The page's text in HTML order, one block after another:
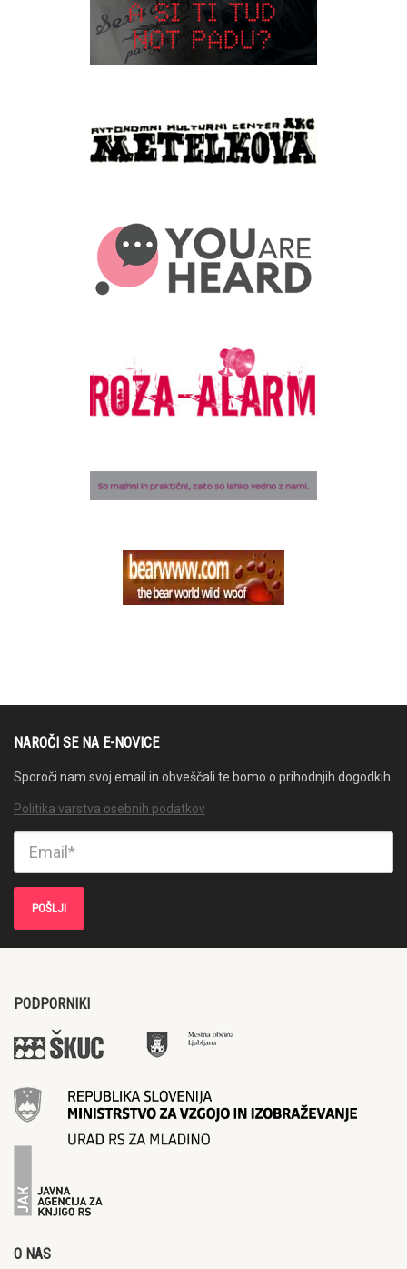
NAROČI SE NA E-NOVICE
Sporoči nam svoj email in obveščali te bomo o prihodnjih dogodkih.
Politika varstva osebnih podatkov
PODPORNIKI
O NAS